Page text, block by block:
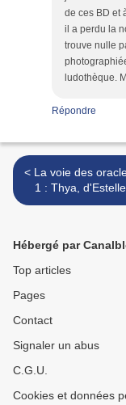
de ces BD et
il a perdu la
trouve nulle
ludothèque.
Répondre
< La voie des oracles, tome
1 : Thya,
(éditions
Hébergé par
Top articles
Pages
Contact
Signaler un abus
C.G.U.
Cookies et données